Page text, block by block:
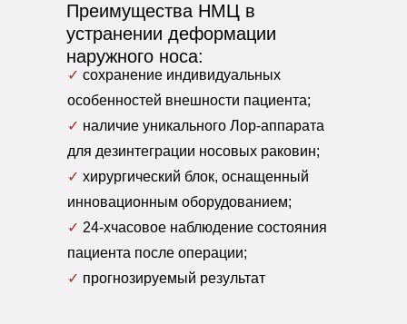
Преимущества НМЦ в
устранении деформации
наружного носа:
✓ сохранение индивидуальных
особенностей внешности пациента;
✓ наличие уникального Лор-аппарата
для дезинтеграции носовых раковин;
✓ хирургический блок, оснащенный
инновационным оборудованием;
✓ 24-хчасовое наблюдение состояния
пациента после операции;
✓ прогнозируемый результат
Цены на сайте носят информационный
офертой в соответствии со статьей 437
Материалы, размещенные на данной
странице, носят информационный
характер и предназначены для
образовательных целей. Посетители
сайта не должны использовать
их в качестве медицинских
рекомендаций. Определение диагноза
и выбор методики лечения остается
исключительной прерогативой вашего
Медицинский Центр» не несёт
ответственности за возможные
негативные последствия, возникшие
в результате использования
информации, размещенной на сайте